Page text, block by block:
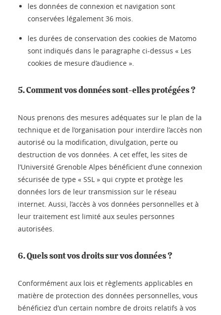
les données de connexion et navigation sont
conservées légalement 36 mois.
les durées de conservation des cookies de Matomo
sont indiqués dans le paragraphe ci-dessus « Les
cookies de mesure d’audience ».
5. Comment vos données sont-elles protégées ?
Nous prenons des mesures adéquates sur le plan de la
technique et de l’organisation pour interdire l’accès non
autorisé ou la modification, divulgation, perte ou
destruction de vos données. A cet effet, les sites de
l’Université Grenoble Alpes bénéficient d’une connexion
sécurisée de type « SSL » qui crypte et protège les
données lors de leur transmission sur le réseau
internet. Aussi, l’accès à vos données personnelles et à
leur traitement est limité aux seules personnes
autorisées.
6. Quels sont vos droits sur vos données ?
Conformément aux lois et règlements applicables en
matière de protection des données personnelles, vous
bénéficiez d’un certain nombre de droits relatifs à vos